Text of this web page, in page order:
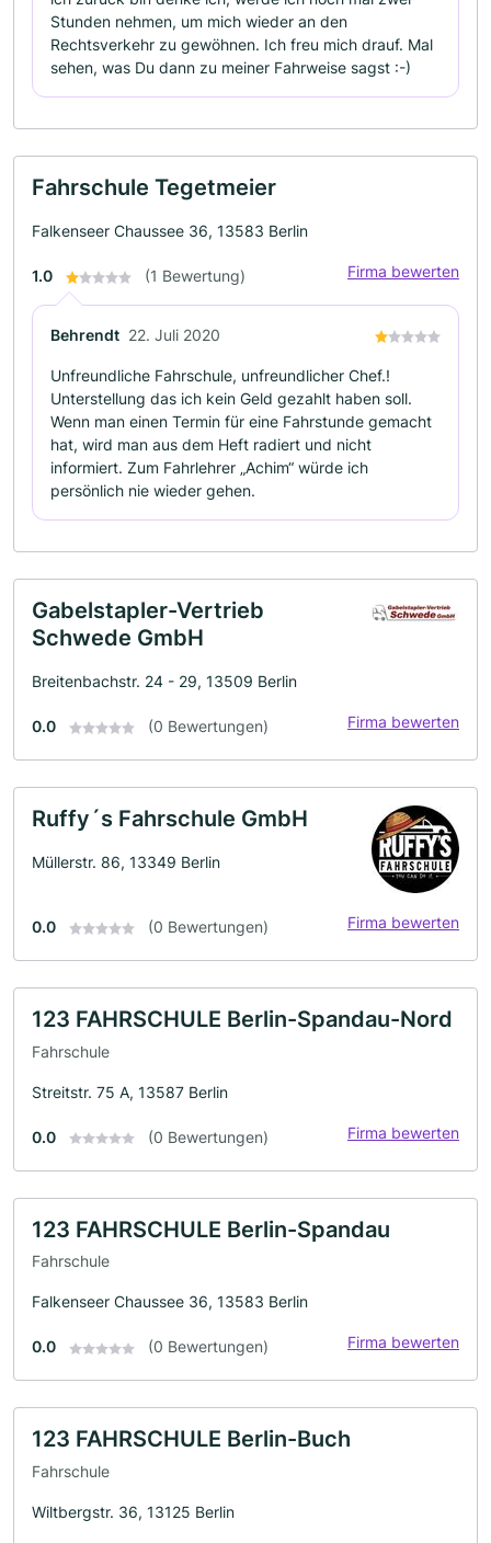
Stunden nehmen, um mich wieder an den
Rechtsverkehr zu gewöhnen. Ich freu mich drauf. Mal
sehen, was Du dann zu meiner Fahrweise sagst :-)
Fahrschule Tegetmeier
Falkenseer Chaussee 36, 13583 Berlin
1.0 (1 Bewertung) Firma bewerten
Behrendt 22. Juli 2020
Unfreundliche Fahrschule, unfreundlicher Chef.!
Unterstellung das ich kein Geld gezahlt haben soll.
Wenn man einen Termin für eine Fahrstunde gemacht
hat, wird man aus dem Heft radiert und nicht
informiert. Zum Fahrlehrer „Achim“ würde ich
persönlich nie wieder gehen.
Gabelstapler-Vertrieb
Schwede GmbH
Breitenbachstr. 24 - 29, 13509 Berlin
0.0 (0 Bewertungen) Firma bewerten
Ruffy´s Fahrschule GmbH
Müllerstr. 86, 13349 Berlin
0.0 (0 Bewertungen) Firma bewerten
123 FAHRSCHULE Berlin-Spandau-Nord
Fahrschule
Streitstr. 75 A, 13587 Berlin
0.0 (0 Bewertungen) Firma bewerten
123 FAHRSCHULE Berlin-Spandau
Fahrschule
Falkenseer Chaussee 36, 13583 Berlin
0.0 (0 Bewertungen) Firma bewerten
123 FAHRSCHULE Berlin-Buch
Fahrschule
Wiltbergstr. 36, 13125 Berlin